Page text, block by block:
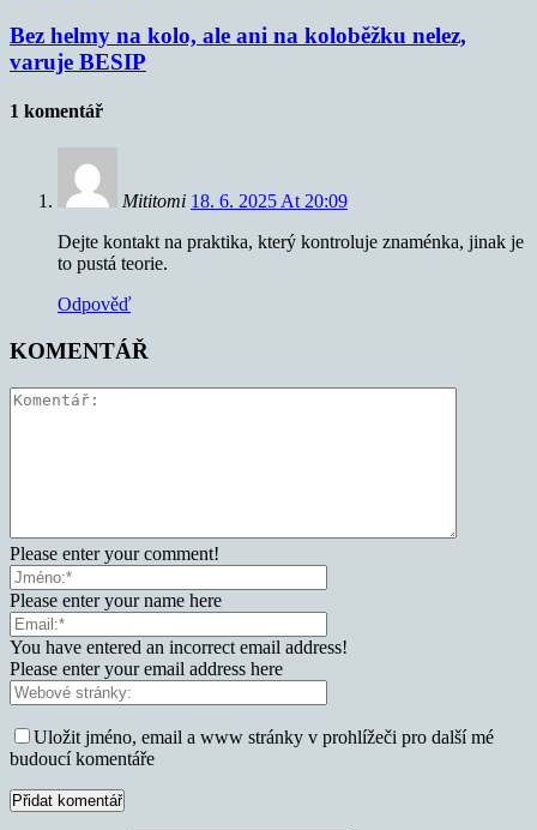
Bez helmy na kolo, ale ani na koloběžku nelez,
varuje BESIP
1 komentář
Mititomi 18. 6. 2025 At 20:09
Dejte kontakt na praktika, který kontroluje znaménka, jinak je
to pustá teorie.
Odpověď
KOMENTÁŘ
Please enter your comment!
Please enter your name here
You have entered an incorrect email address!
Please enter your email address here
Uložit jméno, email a www stránky v prohlížeči pro další mé
budoucí komentáře